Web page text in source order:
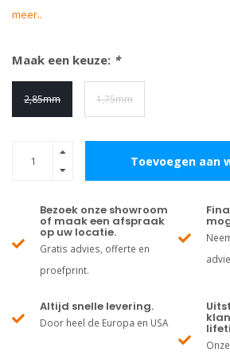
meer..
Maak een keuze: *
2,85mm 1,75mm
Toevoegen aan
Bezoek onze showroom
of maak een afspraak
op uw locatie.
Gratis advies, offerte en
proefprint.
Altijd snelle levering.
Door heel de Europa en USA